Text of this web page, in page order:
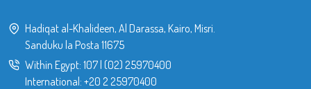
Hadiqat al-Khalideen, Al Darassa, Kairo, Misri.
Sanduku la Posta 11675
Within Egypt: 107| (02) 25970400
International: +20 2 25970400